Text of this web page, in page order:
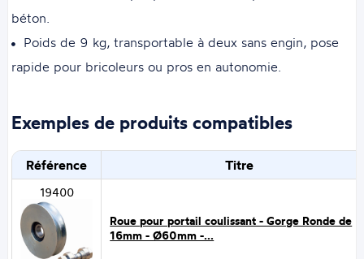
béton.
Poids de 9 kg, transportable à deux sans engin, pose
rapide pour bricoleurs ou pros en autonomie.
Exemples de produits compatibles
Référence Titre
19400
Roue pour portail coulissant - Gorge Ronde de
16mm - Ø60mm -...